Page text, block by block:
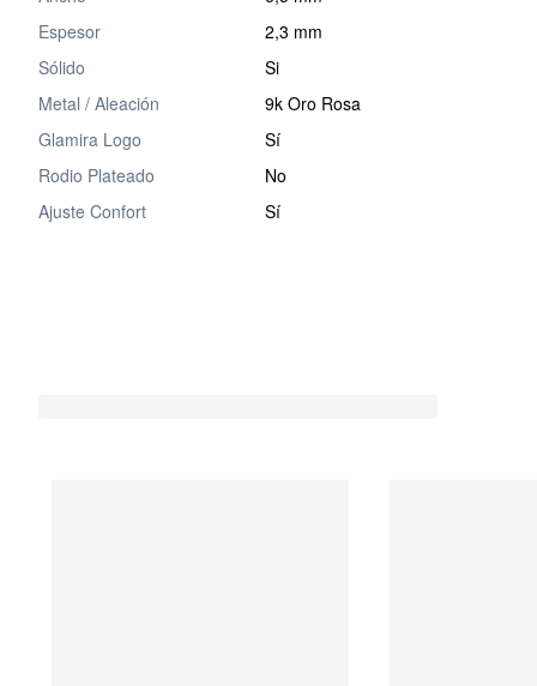
Espesor
2,3 mm
Sólido
Si
Metal / Aleación
9k Oro Rosa
Glamira Logo
Sí
Rodio Plateado
No
Ajuste Confort
Sí